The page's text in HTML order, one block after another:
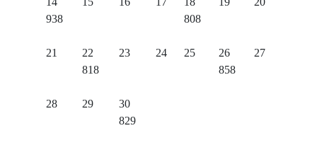
938
808
21
22
818
23 24 25
26
858
27
28 29
30
829